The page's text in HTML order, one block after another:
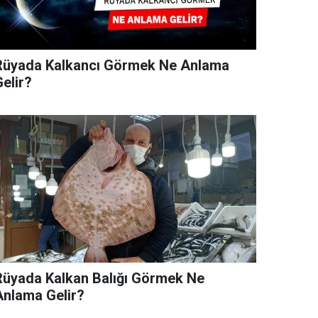
Kalkancı Görmek Ne Anlama
Kalkan Balığı Görmek Ne
Gelir?